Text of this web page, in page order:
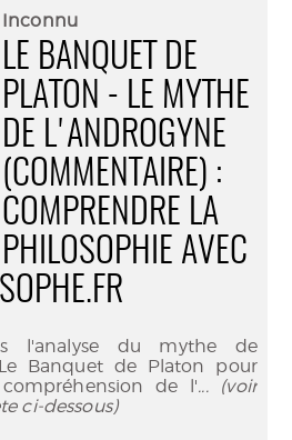
Inconnu
LE BANQUET DE
PLATON - LE MYTHE
DE L'ANDROGYNE
(COMMENTAIRE) :
COMPRENDRE LA
PHILOSOPHIE AVEC
l'analyse du mythe de
Banquet de Platon pour
de l'... (voir
ci-dessous)